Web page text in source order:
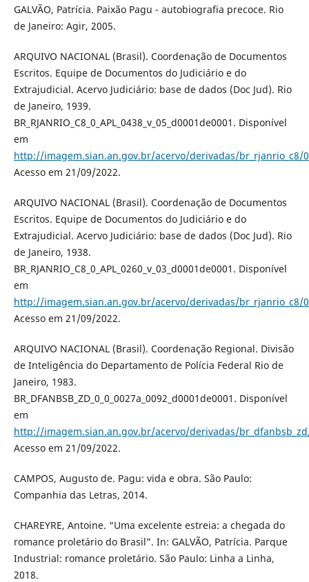
GALVÃO, Patrícia. Paixão Pagu - autobiografia precoce. Rio
de Janeiro: Agir, 2005.
ARQUIVO NACIONAL (Brasil). Coordenação de Documentos
Escritos. Equipe de Documentos do Judiciário e do
Extrajudicial. Acervo Judiciário: base de dados (Doc Jud). Rio
de Janeiro, 1939.
BR_RJANRIO_C8_0_APL_0438_v_05_d0001de0001. Disponível
em
http://imagem.sian.an.gov.br/acervo/derivadas/br_rjanrio_c8/
Acesso em 21/09/2022.
ARQUIVO NACIONAL (Brasil). Coordenação de Documentos
Escritos. Equipe de Documentos do Judiciário e do
Extrajudicial. Acervo Judiciário: base de dados (Doc Jud). Rio
de Janeiro, 1938.
BR_RJANRIO_C8_0_APL_0260_v_03_d0001de0001. Disponível
em
http://imagem.sian.an.gov.br/acervo/derivadas/br_rjanrio_c8/
Acesso em 21/09/2022.
ARQUIVO NACIONAL (Brasil). Coordenação Regional. Divisão
de Inteligência do Departamento de Polícia Federal Rio de
Janeiro, 1983.
BR_DFANBSB_ZD_0_0_0027a_0092_d0001de0001. Disponível
em
http://imagem.sian.an.gov.br/acervo/derivadas/br_dfanbsb_zd/
Acesso em 21/09/2022.
CAMPOS, Augusto de. Pagu: vida e obra. São Paulo:
Companhia das Letras, 2014.
CHAREYRE, Antoine. “Uma excelente estreia: a chegada do
romance proletário do Brasil”. In: GALVÃO, Patrícia. Parque
Industrial: romance proletário. São Paulo: Linha a Linha,
2018.